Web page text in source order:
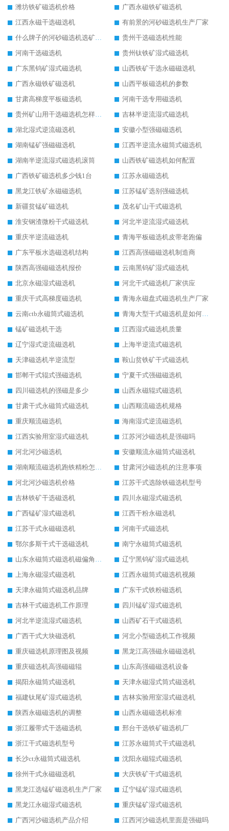
潍坊铁矿磁选机价格
广西永磁铁矿磁选机
江西永磁干选磁选机
有前景的河砂磁选机生产厂家
什么牌子的河砂磁选机选矿效果好
贵州干选磁选机性能
河南干选磁选机
贵州钛铁矿湿式磁选机
广东黑钨矿湿式磁选机
山西铁矿干选永磁磁选机
广西永磁铁矿磁选机
山西平板磁选机的参数
甘肃高梯度平板磁选机
河南干选专用磁选机
贵州矿山用干选磁选机怎样调磁
吉林半逆流湿式磁选机
湖北湿式逆流磁选机
安徽小型强磁磁选机
湖南锰矿强磁磁选机
江西半逆流永磁筒式磁选机
湖南半逆流湿式磁选机滚筒
山西铁矿磁选机如何配置
广西铁矿磁选机多少钱1台
江苏永磁磁选机
黑龙江铁矿永磁磁选机
江苏锰矿选别强磁选机
新疆贫锰矿磁选机
茂名矿山干式磁选机
淮安钢渣微粉干式磁选机
河北半逆流湿式磁选机
重庆半逆流磁选机
青海平板磁选机皮带老跑偏
广东平板水选磁选机结构
江西高强磁磁选机制造商
陕西高强磁磁选机报价
云南黑钨矿湿式磁选机
北京永磁湿式磁选机
河北干式磁选机厂家供应
重庆干式高梯度磁选机
青海永磁盘式磁选机生产厂家
云南ctb永磁筒式磁选机
青海大型干式磁选机是如何选矿的
锰矿磁选机干选
江西湿式磁选机质量
辽宁湿式逆流磁选机
上海半逆流式磁选机
天津磁选机半逆流型
鞍山贫铁矿干式磁选机
邯郸干式辊式强磁选机
宁夏干式强磁磁选机
四川磁选机的强磁是多少
山西永磁辊式磁选机
甘肃干式永磁筒式磁选机
山西顺流磁选机规格
重庆顺流磁选机
海南湿式逆流磁选机
江西实验用室湿式磁选机
江苏河沙磁选机是强磁吗
河北河沙磁选机
安徽顺流永磁筒式磁选机
湖南顺流磁选机跑铁精粉怎么处理
甘肃河沙磁选机的注意事项
河北河沙磁选机价格
江苏干式选除铁磁选机型号
吉林铁矿干选磁选机
四川永磁湿式磁选机
广西锰矿湿式磁选机
江西干粉永磁选机
江苏干式永磁磁选机
河南干式磁选机
鄂尔多斯干式干选磁选机
南宁永磁筒式磁选机
山东永磁筒式磁选机磁偏角怎么调整
辽宁黑钨矿湿式磁选机
上海永磁湿式磁选机
江西永磁筒式磁选机视频
天津永磁筒式磁选机品牌
广东干式铁粉磁选机
吉林干式磁选机工作原理
四川锰矿湿式磁选机
河北半逆流湿式磁选机
山西矿石干式磁选机
广西干式大块磁选机
河北小型磁选机工作视频
重庆磁选机原理图及视频
黑龙江高强磁永磁磁选机
重庆磁选机高强磁磁辊
山东高强磁磁选机设备
揭阳永磁筒式磁选机
天津永磁湿式筒式磁选机
福建钛尾矿湿式磁选机
吉林实验用室湿式磁选机
陕西永磁磁选机的调整
山西永磁磁选机标准
浙江履带式干选磁选机
邢台干选铁矿磁选机厂
浙江干式磁选机型号
江苏永磁筒式干式磁选机
长沙ct永磁筒式磁选机
沈阳永磁辊式磁选机
徐州干式永磁磁选机
大庆铁矿干式磁选机
黑龙江选锰矿磁选机生产厂家
辽宁锰矿湿式磁选机
黑龙江永磁湿式磁选机
重庆锰矿湿式磁选机
广西河沙磁选机产品介绍
江西河沙磁选机里面是强磁吗